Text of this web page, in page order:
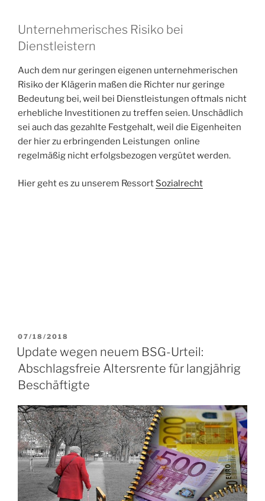
Unternehmerisches Risiko bei
Dienstleistern
Auch dem nur geringen eigenen unternehmerischen
Risiko der Klägerin maßen die Richter nur geringe
Bedeutung bei, weil bei Dienstleistungen oftmals nicht
erhebliche Investitionen zu treffen seien. Unschädlich
sei auch das gezahlte Festgehalt, weil die Eigenheiten
der hier zu erbringenden Leistungen online
regelmäßig nicht erfolgsbezogen vergütet werden.
Hier geht es zu unserem Ressort Sozialrecht
VERÖFFENTLICHT
AM
07/18/2018
Update wegen neuem BSG-Urteil:
Abschlagsfreie Altersrente für langjährig
Beschäftigte